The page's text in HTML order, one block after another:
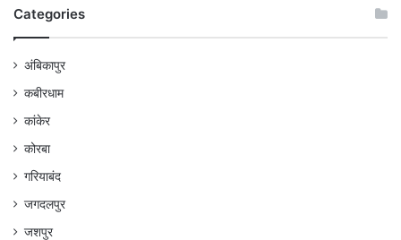
Categories
अंबिकापुर
कबीरधाम
कांकेर
कोरबा
गरियाबंद
जगदलपुर
जशपुर